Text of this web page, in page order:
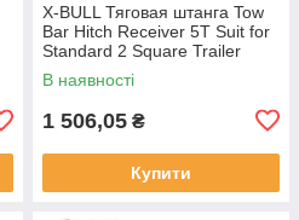
X-BULL Тяговая штанга Tow
Bar Hitch Receiver 5T Suit for
Standard 2 Square Trailer
Connector THR5000
В наявності
1 506,05 ₴
Купити